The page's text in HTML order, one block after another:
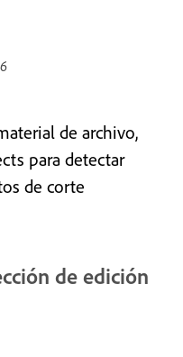
de archivo,
para detectar
de corte
de edición